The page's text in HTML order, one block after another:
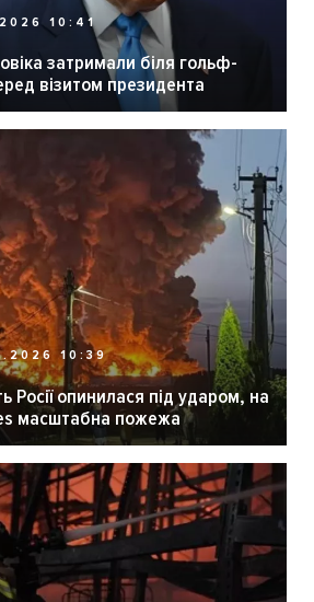
10:41
затримали біля гольф-
візитом президента
10:39
Росії опинилася під ударом, на
масштабна пожежа